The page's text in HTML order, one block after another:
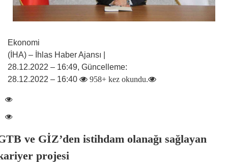
Ekonomi
(İHA) – İhlas Haber Ajansı |
28.12.2022 – 16:49, Güncelleme:
28.12.2022 – 16:40
958+ kez okundu.
ve GİZ’den istihdam olanağı sağlayan
projesi